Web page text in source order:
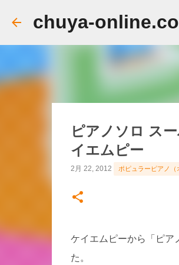
chuya-
ピアノソロ ス
イエムピー
2月 22, 2012 ポピュラーピアノ（
ケイエムピーから「ピア
た。